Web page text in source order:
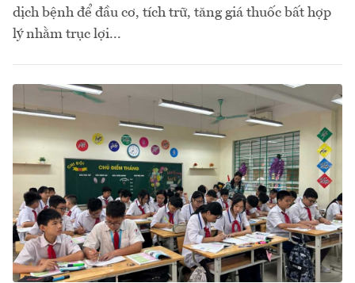
dịch bệnh để đầu cơ, tích trữ, tăng giá thuốc bất hợp
lý nhằm trục lợi...